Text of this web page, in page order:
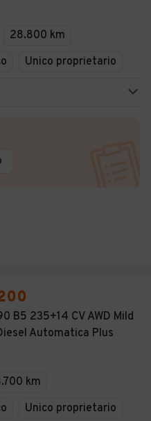
28.800 km
Unico proprietario
B5 235+14 CV AWD Mild
Automatica Plus
km
Unico proprietario